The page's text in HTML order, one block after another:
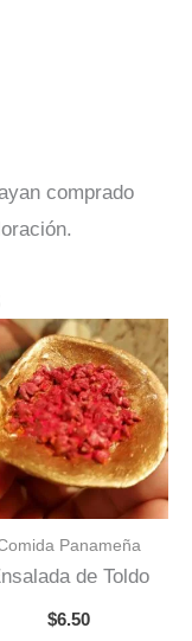
comprado
Panameña
de Toldo
$6.50